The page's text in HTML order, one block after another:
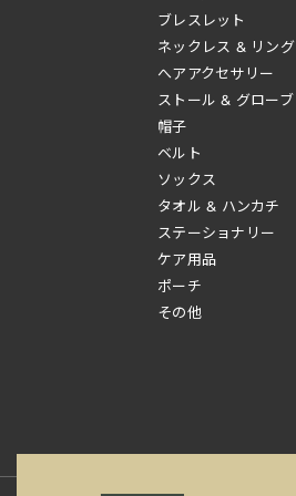
ブレスレット
ネックレス & リング
へアアクセサリー
ストール & グローブ
帽子
ベルト
ソックス
タオル & ハンカチ
ステーショナリー
ケア用品
ポーチ
その他